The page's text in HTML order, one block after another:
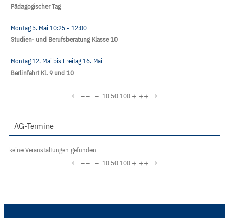
Pädagogischer Tag
Montag 5. Mai 10:25- 12:00
Studien- und Berufsberatung Klasse 10
Montag 12. Mai bis Freitag 16. Mai
Berlinfahrt Kl. 9 und 10
←−− − 10 50100 + ++→
AG-Termine
keine Veranstaltungen gefunden
←−− − 10 50100 + ++→